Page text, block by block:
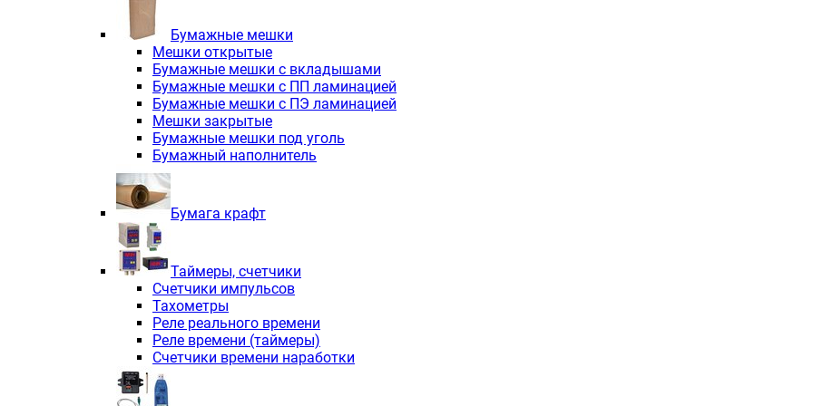
Электродвигатели асинхронные трёхфазные с тормозом INNOVARI
Электродвигатели асинхронные трёхфазные взрывозащищенные INNOVARI
Трехфазные асинхронные электродвигатели INNORED
Независимая вентиляция INNORED
Взрывозащищенная независимая вентиляция INNOVARI
Одноступенчатые цилиндрические редукторы INNORED
Экономичные червячные редукторы INNORED в квадратном корпусе
Компактные мотор-редукторы INNORED
Компактные мотор-редукторы INNORED MC
Вибраторы INNORED
Вариаторы INNORED
Бумажные мешки
Мешки открытые
Бумажные мешки с вкладышами
Бумажные мешки с ПП ламинацией
Бумажные мешки с ПЭ ламинацией
Мешки закрытые
Бумажные мешки под уголь
Бумажный наполнитель
Бумага крафт
Таймеры, счетчики
Счетчики импульсов
Тахометры
Реле реального времени
Реле времени (таймеры)
Счетчики времени наработки